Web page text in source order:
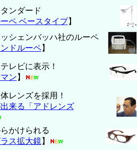
ンダード
ペ ベースタイプ】
ッシェンバッハ社のルーペ
ドルーペ】
レビに表示！
ン 】
レンズを採用！
来る「アドレンズ
かけられる
ス拡大鏡】